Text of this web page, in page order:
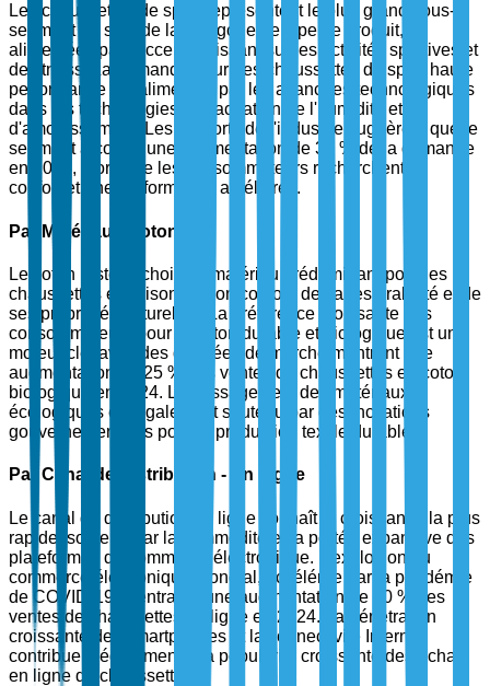
Les chaussettes de sport représentent le plus grand sous-
segment au sein de la catégorie de type de produit,
alimentées par l'accent croissant sur les activités sportives et
de fitness. La demande pour des chaussettes de sport haute
performance est alimentée par les avancées technologiques
dans les technologies d'évacuation de l'humidité et
d'amortissement. Les rapports de l'industrie suggèrent que le
segment a connu une augmentation de 30 % de la demande
en 2024, alors que les consommateurs recherchent un
confort et une performance améliorés.
Par Matériau - Coton
Le coton reste le choix de matériau prédominant pour les
chaussettes en raison de son confort, de sa respirabilité et de
ses propriétés naturelles. La préférence croissante des
consommateurs pour le coton durable et biologique est un
moteur clé, avec des données de marché montrant une
augmentation de 25 % des ventes de chaussettes en coton
biologique en 2024. Le passage vers des matériaux
écologiques est également soutenu par des incitations
gouvernementales pour la production textile durable.
Par Canal de Distribution - En Ligne
Le canal de distribution en ligne connaît la croissance la plus
rapide, soutenu par la commodité et la portée expansive des
plateformes de commerce électronique. L'explosion du
commerce électronique mondial, accélérée par la pandémie
de COVID-19, a entraîné une augmentation de 50 % des
ventes de chaussettes en ligne en 2024. La pénétration
croissante des smartphones et la connectivité Internet
contribuent également à la popularité croissante des achats
en ligne de chaussettes.